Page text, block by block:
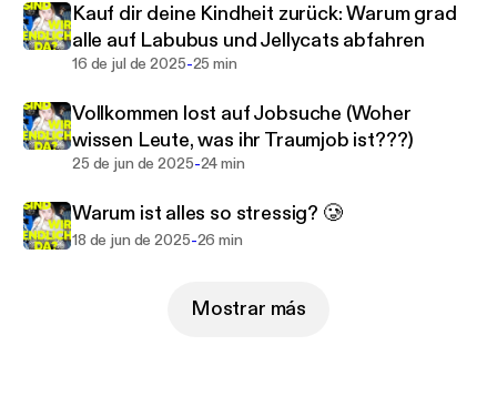
Kauf dir deine Kindheit zurück: Warum grad
alle auf Labubus und Jellycats abfahren
16 de jul de 2025-25 min
Vollkommen lost auf Jobsuche (Woher
wissen Leute, was ihr Traumjob ist???)
25 de jun de 2025-24 min
Warum ist alles so stressig? 🥲
18 de jun de 2025-26 min
Mostrar más